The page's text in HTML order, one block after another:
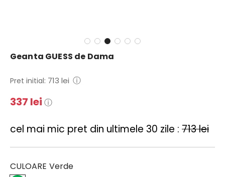
Geanta GUESS de Dama
Pret
de
vanzare
Pret initial: 713 lei ⓘ
Pret
regulat
337 lei ⓘ
cel mai mic pret din ultimele 30 zile : 713 lei
CULOARE Verde